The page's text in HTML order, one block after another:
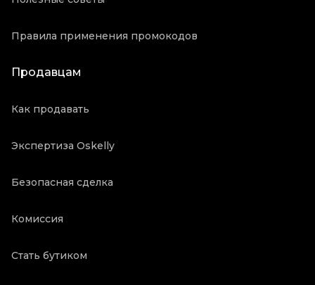
Правила применения промокодов
Продавцам
Как продавать
Экспертиза Oskelly
Безопасная сделка
Комиссия
Стать бутиком